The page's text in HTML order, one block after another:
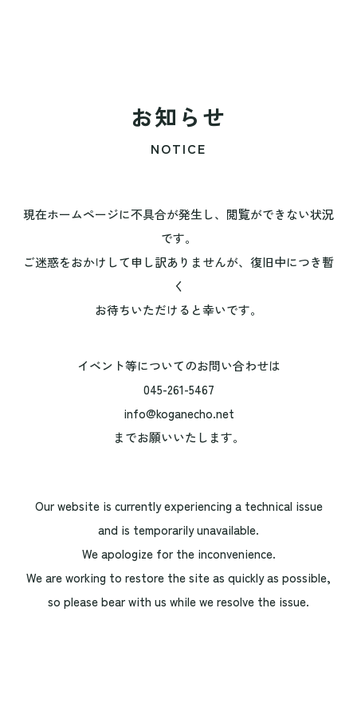
お知らせ
NOTICE
現在ホームページに不具合が発生し、閲覧ができない状況
です。
ご迷惑をおかけして申し訳ありませんが、復旧中につき暫
く
お待ちいただけると幸いです。
イベント等についてのお問い合わせは
045-261-5467
info@koganecho.net
までお願いいたします。
Our website is currently experiencing a technical issue
and is temporarily unavailable.
We apologize for the inconvenience.
We are working to restore the site as quickly as possible,
so please bear with us while we resolve the issue.